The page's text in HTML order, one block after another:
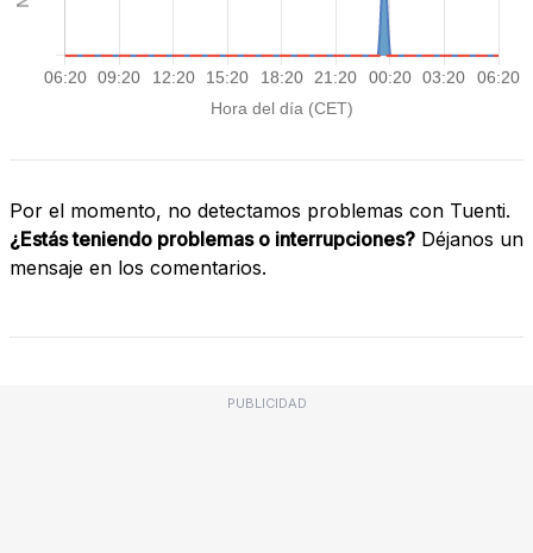
Por el momento, no detectamos problemas con Tuenti.
¿Estás teniendo problemas o interrupciones? Déjanos un
mensaje en los comentarios.
PUBLICIDAD